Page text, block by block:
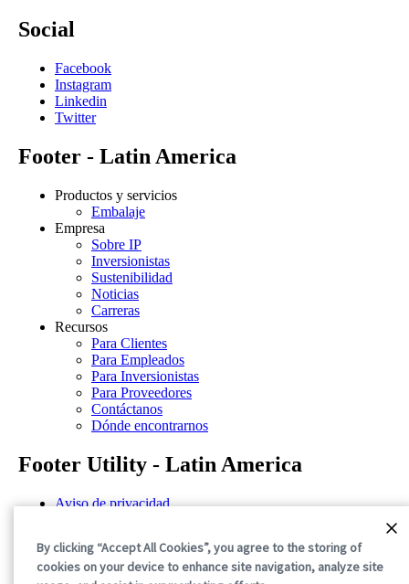
Social
Facebook
Instagram
Linkedin
Twitter
Footer - Latin America
Productos y servicios
Embalaje
Empresa
Sobre IP
Inversionistas
Sustenibilidad
Noticias
Carreras
Recursos
Para Clientes
Para Empleados
Para Inversionistas
Para Proveedores
Contáctanos
Dónde encontrarnos
Footer Utility - Latin America
Aviso de privacidad
Aviso sobre cookies
By clicking “Accept All Cookies”, you agree to the storing of
cookies on your device to enhance site navigation, analyze site